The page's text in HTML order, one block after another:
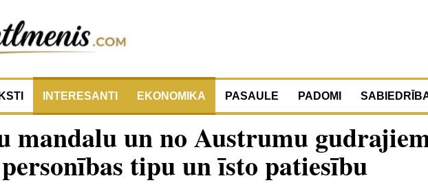
INTERESANTI EKONOMIKA PASAULE PADOMI
mandalu un no Austrumu
tipu un īsto patiesību